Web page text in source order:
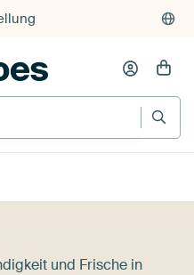
und Frische in